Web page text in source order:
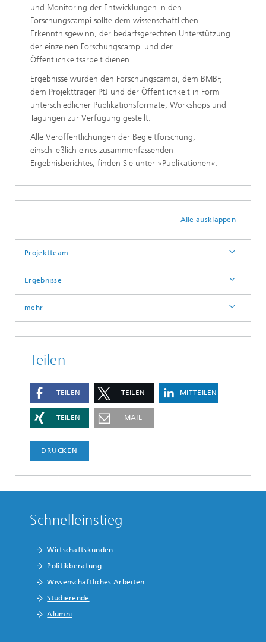
und Monitoring der Entwicklungen in den
Forschungscampi sollte dem wissenschaftlichen
Erkenntnisgewinn, der bedarfsgerechten Unterstützung
der einzelnen Forschungscampi und der
Öffentlichkeitsarbeit dienen.
Ergebnisse wurden den Forschungscampi, dem BMBF,
dem Projektträger PtJ und der Öffentlichkeit in Form
unterschiedlicher Publikationsformate, Workshops und
Tagungen zur Verfügung gestellt.
Alle Veröffentlichungen der Begleitforschung,
einschließlich eines zusammenfassenden
Ergebnisberichtes, finden Sie unter »Publikationen«.
Alle ausklappen
Projektteam
Ergebnisse
mehr
Teilen
TEILEN TEILEN MITTEILEN
TEILEN MAIL
DRUCKEN
Schnelleinstieg
Wirtschaftskunden
Politikberatung
Wissenschaftliches Arbeiten
Studierende
Alumni